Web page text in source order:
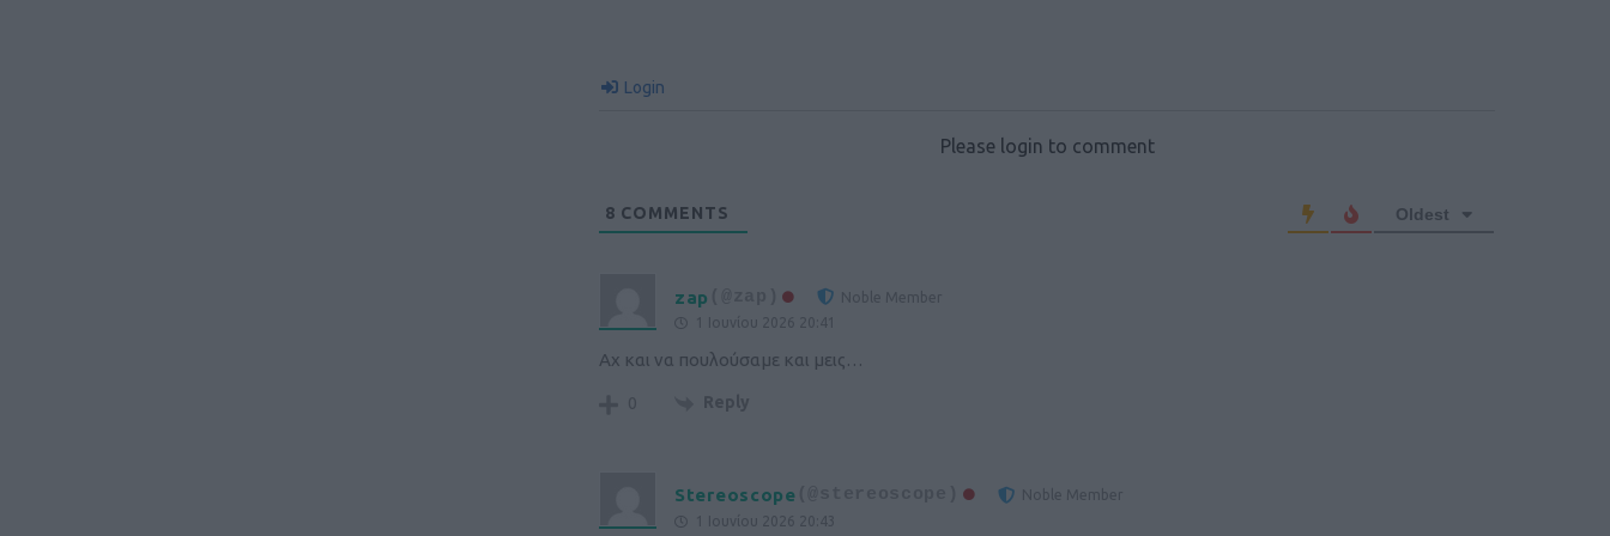
Login
Please login to comment
8 COMMENTS Oldest
zap
Noble Member
1 Ιουνίου 2026 20:41
Αχ και να πουλούσαμε και μεις…
0 Reply
Stereoscope
Noble Member
1 Ιουνίου 2026 20:43